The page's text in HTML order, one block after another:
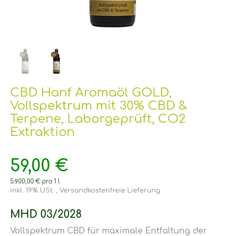
CBD Hanf Aromaöl GOLD,
Vollspektrum mit 30% CBD &
Terpene, Laborgeprüft, CO2
Extraktion
59,00 €
5.900,00 € pro 1 l
inkl. 19% USt. , Versandkostenfreie Lieferung
MHD 03/2028
Vollspektrum CBD für maximale Entfaltung der